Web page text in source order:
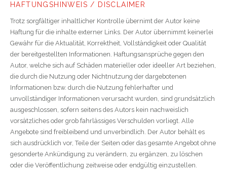
HAFTUNGSHINWEIS / DISCLAIMER
Trotz sorgfältiger inhaltlicher Kontrolle übernimt der Autor keine
Haftung für die inhalte externer Links. Der Autor übernimmt keinerlei
Gewähr für die Aktualität, Korrektheit, Vollständigkeit oder Qualität
der bereitgestellten Informationen. Haftungsansprüche gegen den
Autor, welche sich auf Schäden materieller oder ideeller Art beziehen,
die durch die Nutzung oder Nichtnutzung der dargebotenen
Informationen bzw. durch die Nutzung fehlerhafter und
unvollständiger Informationen verursacht wurden, sind grundsätzlich
ausgeschlossen, sofern seitens des Autors kein nachweislich
vorsätzliches oder grob fahrlässiges Verschulden vorliegt. Alle
Angebote sind freibleibend und unverbindlich. Der Autor behält es
sich ausdrücklich vor, Teile der Seiten oder das gesamte Angebot ohne
gesonderte Ankündigung zu verändern, zu ergänzen, zu löschen
oder die Veröffentlichung zeitweise oder endgültig einzustellen.